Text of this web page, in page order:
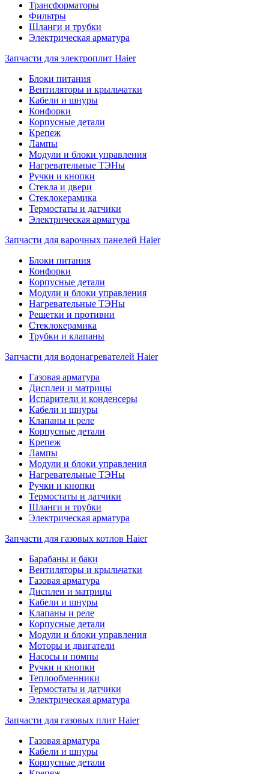
Трансформаторы
Фильтры
Шланги и трубки
Электрическая арматура
Запчасти для электроплит Haier
Блоки питания
Вентиляторы и крыльчатки
Кабели и шнуры
Конфорки
Корпусные детали
Крепеж
Лампы
Модули и блоки управления
Нагревательные ТЭНы
Ручки и кнопки
Стекла и двери
Стеклокерамика
Термостаты и датчики
Электрическая арматура
Запчасти для варочных панелей Haier
Блоки питания
Конфорки
Корпусные детали
Модули и блоки управления
Нагревательные ТЭНы
Решетки и противни
Стеклокерамика
Трубки и клапаны
Запчасти для водонагревателей Haier
Газовая арматура
Дисплеи и матрицы
Испарители и конденсеры
Кабели и шнуры
Клапаны и реле
Корпусные детали
Крепеж
Лампы
Модули и блоки управления
Нагревательные ТЭНы
Ручки и кнопки
Термостаты и датчики
Шланги и трубки
Электрическая арматура
Запчасти для газовых котлов Haier
Барабаны и баки
Вентиляторы и крыльчатки
Газовая арматура
Дисплеи и матрицы
Кабели и шнуры
Клапаны и реле
Корпусные детали
Модули и блоки управления
Моторы и двигатели
Насосы и помпы
Ручки и кнопки
Теплообменники
Термостаты и датчики
Электрическая арматура
Запчасти для газовых плит Haier
Газовая арматура
Кабели и шнуры
Корпусные детали